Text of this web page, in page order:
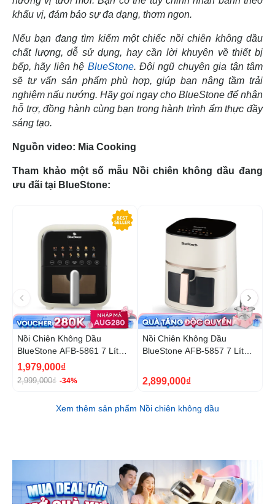
khẩu vị, đảm bảo sự đa dạng, thơm ngon.
Nếu bạn đang tìm kiếm một chiếc nồi chiên không dầu
chất lượng, dễ sử dụng, hay cần lời khuyên về thiết bị
bếp, hãy liên hệ BlueStone. Đội ngũ chuyên gia tận tâm
sẽ tư vấn sản phẩm phù hợp, giúp bạn nâng tầm trải
nghiệm nấu nướng. Hãy gọi ngay cho BlueStone để nhận
hỗ trợ, đồng hành cùng bạn trong hành trình ẩm thực đầy
sáng tạo.
Nguồn video: Mia Cooking
Tham khảo một số mẫu Nồi chiên không dầu đang
ưu đãi tại BlueStone:
Nồi Chiên Không Dầu
BlueStone AFB-5861 7 Lít
1800W
1,979,000₫
2,999,000₫ -34%
Nồi Chiên Không Dầu
BlueStone AFB-5857 7 Lít
2,899,000₫
Xem thêm sản phẩm Nồi chiên không dầu